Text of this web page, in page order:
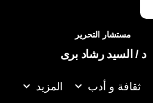
مستشار التحرير
د / السيد رشاد برى
ثقافة و أدب المزيد